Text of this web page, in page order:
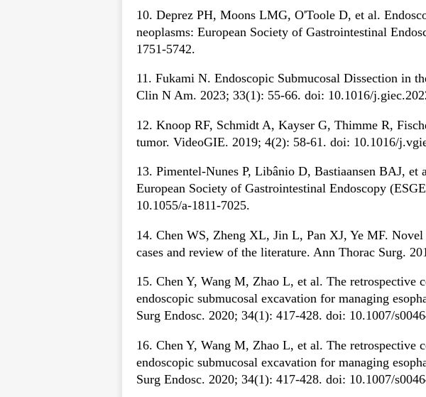
10. Deprez PH, Moons LMG, O'Toole D, et al.
neoplasms: European Society of Gastrointestinal
1751-5742.
11. Fukami N. Endoscopic Submucosal Dissection in
Clin N Am. 2023; 33(1): 55-66. doi: 10.1016/
12. Knoop RF, Schmidt A, Kayser G, Thimme R,
tumor. VideoGIE. 2019; 4(2): 58-61. doi: 10.1016/
13. Pimentel-Nunes P, Libânio D, Bastiaansen BAJ,
European Society of Gastrointestinal Endoscopy
10.1055/a-1811-7025.
14. Chen WS, Zheng XL, Jin L, Pan XJ, Ye MF.
cases and review of the literature. Ann Thorac Surg.
15. Chen Y, Wang M, Zhao L, et al. The retrospective
endoscopic submucosal excavation for managing
Surg Endosc. 2020; 34(1): 417-428. doi: 10.1007/
16. Chen Y, Wang M, Zhao L, et al. The retrospective
endoscopic submucosal excavation for managing
Surg Endosc. 2020; 34(1): 417-428. doi: 10.1007/